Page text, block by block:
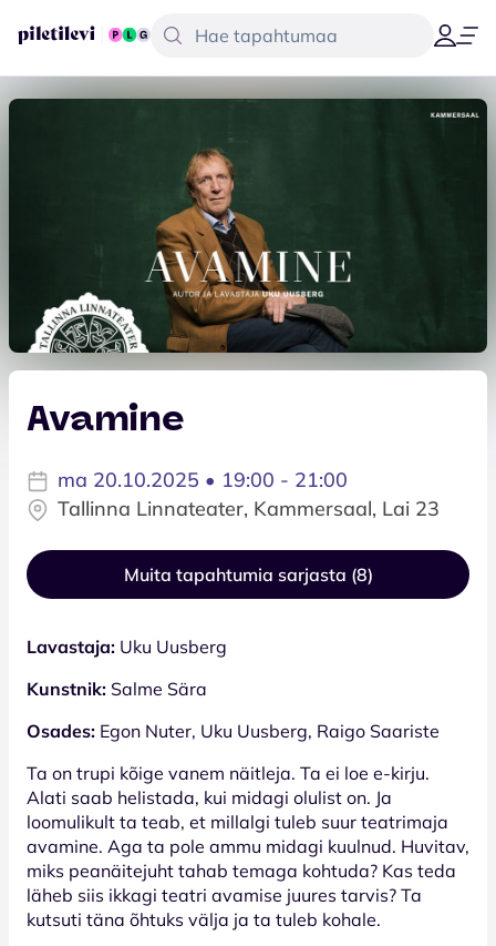
Avamine
ma 20.10.2025 • 19:00 - 21:00
Tallinna Linnateater, Kammersaal, Lai 23
Muita tapahtumia sarjasta (8)
Lavastaja: Uku Uusberg
Kunstnik: Salme Sära
Osades: Egon Nuter, Uku Uusberg, Raigo Saariste
Ta on trupi kõige vanem näitleja. Ta ei loe e-kirju.
Alati saab helistada, kui midagi olulist on. Ja
loomulikult ta teab, et millalgi tuleb suur teatrimaja
avamine. Aga ta pole ammu midagi kuulnud. Huvitav,
miks peanäitejuht tahab temaga kohtuda? Kas teda
läheb siis ikkagi teatri avamise juures tarvis? Ta
kutsuti täna õhtuks välja ja ta tuleb kohale.